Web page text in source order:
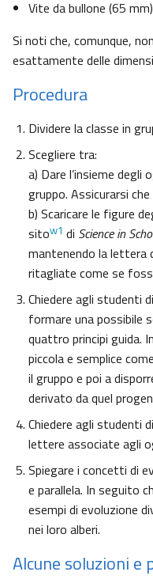
Vite da bullone (65
Si noti che, comunque,
esattamente delle
Procedura
Dividere la classe in
Scegliere tra:
a) Dare l’insieme
gruppo. Assicurarsi
b) Scaricare le figure
sitow1 di Science in
mantenendo la lettera
ritagliate come se
Chiedere agli studenti
formare una possibile
quattro principi guida.
piccola e semplice
il gruppo e poi a
derivato da quel
Chiedere agli studenti
lettere associate agli
Spiegare i concetti di
e parallela. In seguito
esempi di evoluzione
nei loro alberi.
Alcune soluzioni e